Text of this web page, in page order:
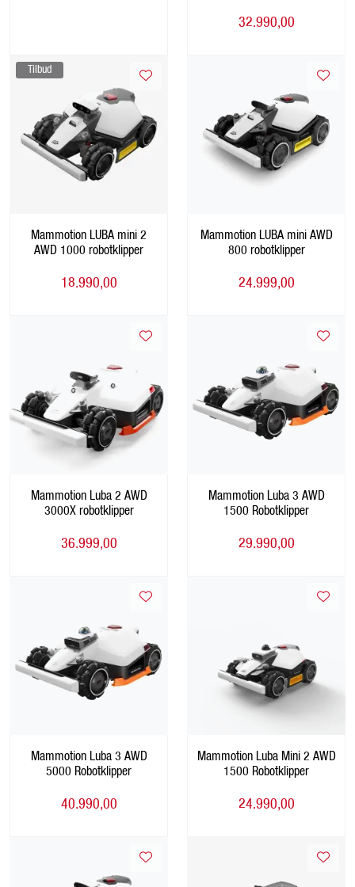
32.990,00
Tilbud
Mammotion LUBA mini 2
AWD 1000 robotklipper
18.990,00
Mammotion LUBA mini AWD
800 robotklipper
24.999,00
Mammotion Luba 2 AWD
3000X robotklipper
36.999,00
Mammotion Luba 3 AWD
1500 Robotklipper
29.990,00
Mammotion Luba 3 AWD
5000 Robotklipper
40.990,00
Mammotion Luba Mini 2 AWD
1500 Robotklipper
24.990,00